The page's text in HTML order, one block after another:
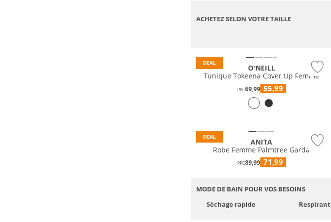
ACHETEZ SELON VOTRE TAILLE
DEAL
O'NEILL
Tunique Tokeena Cover Up Femme
PPC69,99 55,99
DEAL
ANITA
Robe Femme Palmtree Garda
PPC89,99 71,99
MODE DE BAIN POUR VOS BESOINS
Séchage rapide
Respirant